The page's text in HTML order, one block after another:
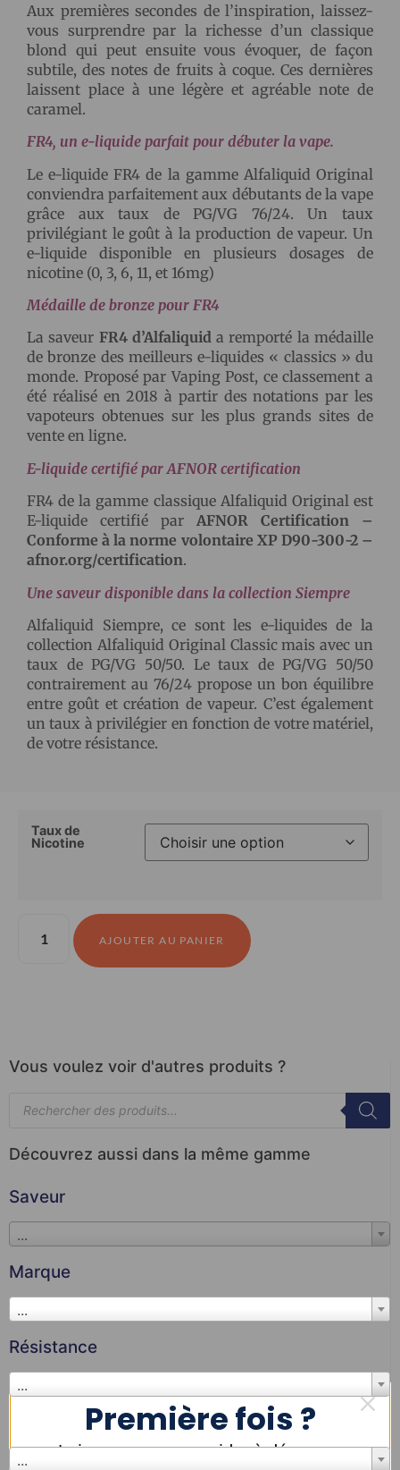
Aux premières secondes de l’inspiration, laissez-
vous surprendre par la richesse d’un classique
blond qui peut ensuite vous évoquer, de façon
subtile, des notes de fruits à coque. Ces dernières
laissent place à une légère et agréable note de
caramel.
FR4, un e-liquide parfait pour débuter la vape.
Le e-liquide FR4 de la gamme Alfaliquid Original
conviendra parfaitement aux débutants de la vape
grâce aux taux de PG/VG 76/24. Un taux
privilégiant le goût à la production de vapeur. Un
e-liquide disponible en plusieurs dosages de
nicotine (0, 3, 6, 11, et 16mg)
Médaille de bronze pour FR4
La saveur FR4 d’Alfaliquida remporté la médaille
de bronze des meilleurs e-liquides « classics » du
monde. Proposé par Vaping Post, ce classement a
été réalisé en 2018 à partir des notations par les
vapoteurs obtenues sur les plus grands sites de
vente en ligne.
E-liquide certifié par AFNOR certification
FR4 de la gamme classique Alfaliquid Original est
E-liquide certifié par AFNOR Certification –
Conforme à la norme volontaire XP D90-300-2 –
afnor.org/certification.
Une saveur disponible dans la collection Siempre
Alfaliquid Siempre, ce sont les e-liquides de la
collection Alfaliquid Original Classic mais avec un
taux de PG/VG 50/50. Le taux de PG/VG 50/50
contrairement au 76/24 propose un bon équilibre
entre goût et création de vapeur. C’est également
un taux à privilégier en fonction de votre matériel,
de votre résistance.
Taux de
Nicotine
AJOUTER AU PANIER
Vous voulez voir d'autres produits ?
Découvrez aussi dans la même gamme
Saveur
...
Marque
...
Résistance
...
...
Première fois ?
Laissez-nous vous aider à démarrer